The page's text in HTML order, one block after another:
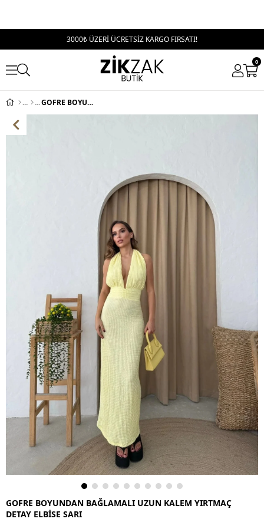
3000₺ ÜZERİ ÜCRETSİZ KARGO FIRSATI!
0
GOFRE BOYUNDAN BAĞLAMALI UZUN KALEM YIRTMAÇ DETAY ELBİSE SARI
GOFRE BOYUNDAN BAĞLAMALI UZUN KALEM YIRTMAÇ
DETAY ELBİSE SARI